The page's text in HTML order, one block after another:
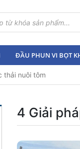
ĐẦU PHUN VI BỌT
thải nuôi tôm
4 Giải